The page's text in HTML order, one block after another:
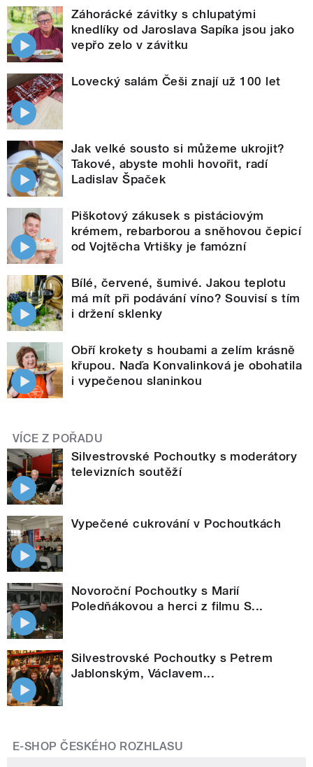
Záhorácké závitky s chlupatými
knedlíky od Jaroslava Sapíka jsou jako
vepřo zelo v závitku
Lovecký salám Češi znají už 100 let
Jak velké sousto si můžeme ukrojit?
Takové, abyste mohli hovořit, radí
Ladislav Špaček
Piškotový zákusek s pistáciovým
krémem, rebarborou a sněhovou čepicí
od Vojtěcha Vrtišky je famózní
Bílé, červené, šumivé. Jakou teplotu
má mít při podávání víno? Souvisí s tím
i držení sklenky
Obří krokety s houbami a zelím krásně
křupou. Naďa Konvalinková je obohatila
i vypečenou slaninkou
VÍCE Z POŘADU
Silvestrovské Pochoutky s moderátory
televizních soutěží
Vypečené cukrování v Pochoutkách
Novoroční Pochoutky s Marií
Poledňákovou a herci z filmu S...
Silvestrovské Pochoutky s Petrem
Jablonským, Václavem...
E-SHOP ČESKÉHO ROZHLASU